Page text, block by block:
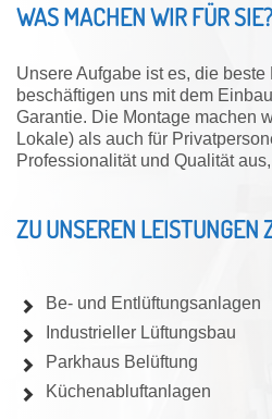
WAS MACHEN WIR FÜR SIE?
Unsere Aufgabe ist es, die
beschäftigen uns mit dem
Garantie. Die Montage machen
Lokale) als auch für
Professionalität und Qualität
ZU UNSEREN LEISTUNGEN
Be- und Entlüftungsanlagen
Industrieller Lüftungsbau
Parkhaus Belüftung
Küchenabluftanlagen